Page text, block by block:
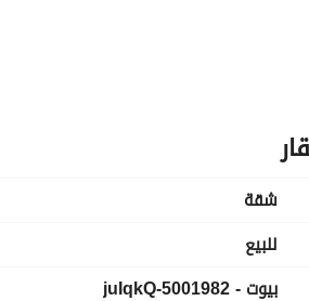
شيك
سكن
شقة
للبيع
بيوت - 5001982-juIqkQ